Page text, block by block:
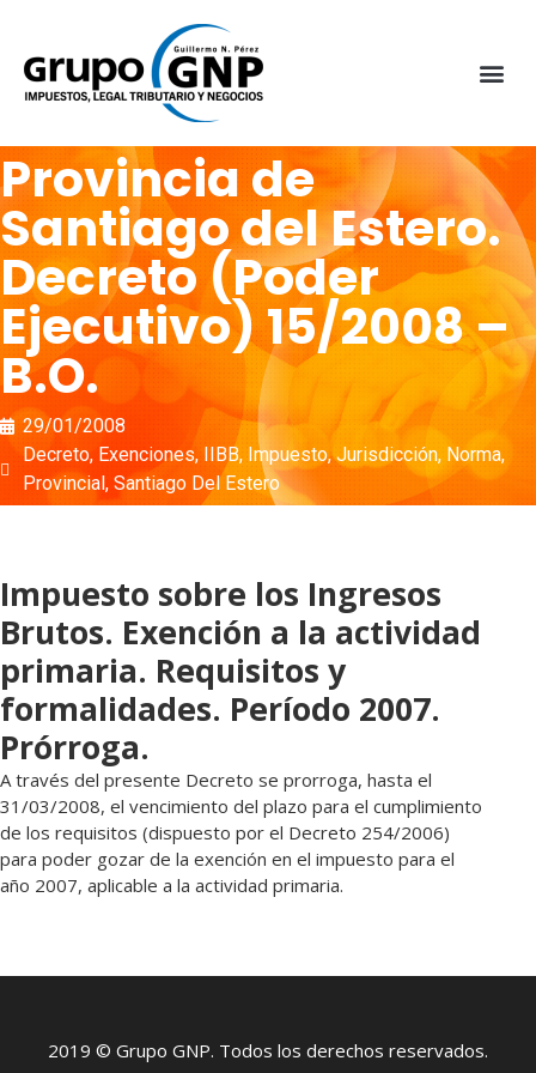
Provincia de
Santiago del Estero.
Decreto (Poder
Ejecutivo) 15/2008 –
B.O.
29/01/2008
Decreto, Exenciones, IIBB, Impuesto,Jurisdicción, Norma,
Provincial, Santiago Del Estero
Impuesto sobre los Ingresos
Brutos. Exención a la actividad
primaria. Requisitos y
formalidades. Período 2007.
Prórroga.
A través del presente Decreto se prorroga, hasta el
31/03/2008, el vencimiento del plazo para el cumplimiento
de los requisitos (dispuesto por el Decreto 254/2006)
para poder gozar de la exención en el impuesto para el
año 2007, aplicable a la actividad primaria.
2019 © Grupo GNP. Todos los derechos reservados.